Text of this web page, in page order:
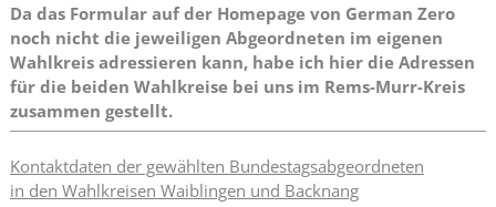
Da das Formular auf der Homepage von German Zero
noch nicht die jeweiligen Abgeordneten im eigenen
Wahlkreis adressieren kann, habe ich hier die Adressen
für die beiden Wahlkreise bei uns im Rems-Murr-Kreis
zusammen gestellt.
Kontaktdaten der gewählten Bundestagsabgeordneten
in den Wahlkreisen Waiblingen und Backnang